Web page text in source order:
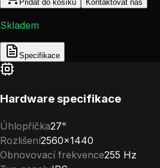
Přidat do košíku Kontaktovat nás
Skladem
Specifikace
Hardware specifikace
Úhlopříčka27"
Rozlišení2560×1440
Obnovovací frekvence255 Hz